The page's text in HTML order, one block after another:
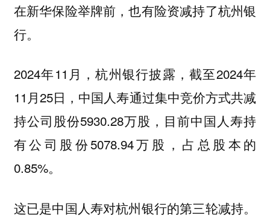
在新华保险举牌前，也有险资减持了杭州银
行。
2024年11月，杭州银行披露，截至2024年
11月25日，中国人寿通过集中竞价方式共减
持公司股份5930.28万股，目前中国人寿持
有公司股份5078.94万股，占总股本的
0.85%。
这已是中国人寿对杭州银行的第三轮减持。